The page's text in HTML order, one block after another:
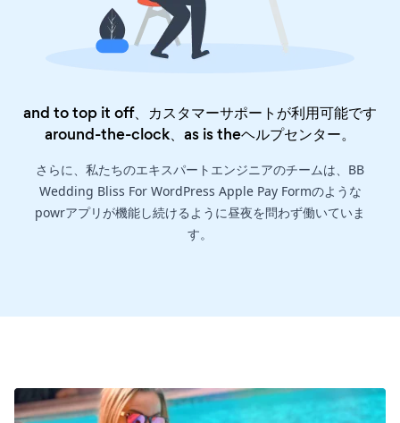
and to top it off、カスタマーサポートが利用可能です
around-the-clock、as is theヘルプセンター。
さらに、私たちのエキスパートエンジニアのチームは、BB
Wedding Bliss For WordPress Apple Pay Formのような
powrアプリが機能し続けるように昼夜を問わず働いていま
す。